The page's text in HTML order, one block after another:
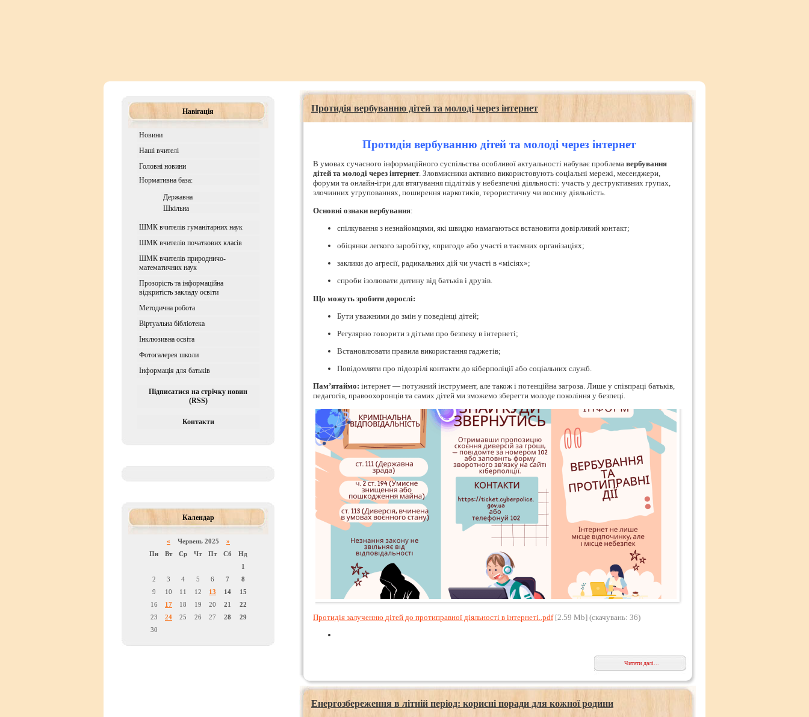
Навігація
Новини
Наші вчителі
Головні новини
Нормативна база:
Державна
Шкiльна
ШМК вчителів гуманітарних наук
ШМК вчителів початкових класів
ШМК вчителів природничо-
математичних наук
Прозорість та інформаційна
відкритість закладу освіти
Методична робота
Віртуальна бібліотека
Iнклюзивна освiта
Фотогалерея школи
Інформація для батьків
Підписатися на стрічку новин
(RSS)
Контакти
Календар
« Червень 2025 »
Пн
Вт Ср Чт Пт Сб
Нд
1
2
3 4 5 6 7
8
9
10 11 12 13 14
15
16
17 18 19 20 21
22
23
24 25 26 27 28
29
30
Протидія вербуванню дітей та молоді через інтернет
Протидія вербуванню дітей та молоді через інтернет
В умовах сучасного інформаційного суспільства особливої актуальності набуває проблема вербування
дітей та молоді через інтернет. Зловмисники активно використовують соціальні мережі, месенджери,
форуми та онлайн-ігри для втягування підлітків у небезпечні діяльності: участь у деструктивних групах,
злочинних угрупованнях, поширення наркотиків, терористичну чи воєнну діяльність.
Основні ознаки вербування:
спілкування з незнайомцями, які швидко намагаються встановити довірливий контакт;
обіцянки легкого заробітку, «пригод» або участі в таємних організаціях;
заклики до агресії, радикальних дій чи участі в «місіях»;
спроби ізолювати дитину від батьків і друзів.
Що можуть зробити дорослі:
Бути уважними до змін у поведінці дітей;
Регулярно говорити з дітьми про безпеку в інтернеті;
Встановлювати правила використання гаджетів;
Повідомляти про підозрілі контакти до кіберполіції або соціальних служб.
Пам’ятаймо: інтернет — потужний інструмент, але також і потенційна загроза. Лише у співпраці батьків,
педагогів, правоохоронців та самих дітей ми зможемо зберегти молоде покоління у безпеці.
Протидія залученню дітей до протиправної діяльності в інтернеті..pdf[2.59 Mb] (cкачувань: 36)
Читати далі...
Енергозбереження в літній період: корисні поради для кожної родини